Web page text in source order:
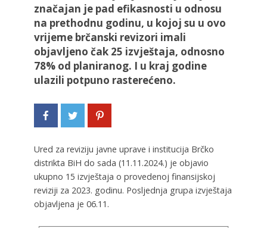
značajan je pad efikasnosti u odnosu
na prethodnu godinu, u kojoj su u ovo
vrijeme brčanski revizori imali
objavljeno čak 25 izvještaja, odnosno
78% od planiranog. I u kraj godine
ulazili potpuno rasterećeno.
Ured za reviziju javne uprave i institucija Brčko
distrikta BiH do sada (11.11.2024.) je objavio
ukupno 15 izvještaja o provedenoj finansijskoj
reviziji za 2023. godinu. Posljednja grupa izvještaja
objavljena je 06.11.